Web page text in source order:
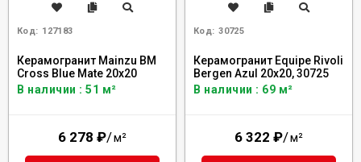
Код: 127183
Керамогранит Mainzu BM
Cross Blue Mate 20x20
В наличии : 51 м²
6 278 ₽/м²
Код: 30725
Керамогранит Equipe Rivoli
Bergen Azul 20x20, 30725
В наличии : 69 м²
6 322 ₽/м²